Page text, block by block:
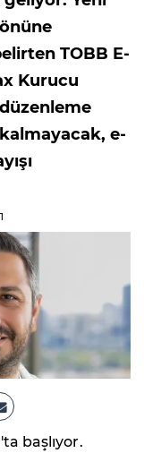
TOBB E-
Kurucu
e-
başlıyor.